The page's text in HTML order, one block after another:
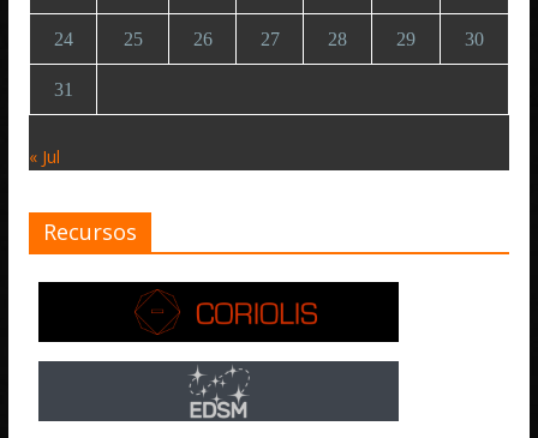
24 25 26 27 28 29 30
31
« Jul
Recursos